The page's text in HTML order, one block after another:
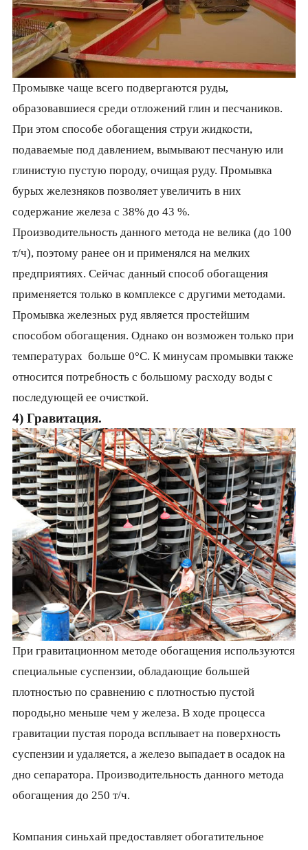
Промывке чаще всего подвергаются руды,
образовавшиеся среди отложений глин и песчаников.
При этом способе обогащения струи жидкости,
подаваемые под давлением, вымы­вают песчаную или
глинистую пустую породу, очищая руду. Промывка
бурых железняков позволяет увеличить в них
содержание железа с 38% до 43 %.
Производительность данного метода не велика (до 100
т/ч), поэтому ранее он и применялся на мелких
предприятиях. Сейчас данный способ обогащения
применяется только в комплексе с другими методами.
Промывка желез­ных руд является простейшим
способом обогащения. Однако он возможен только при
температурах больше 0°С. К минусам промывки также
относится потребность с большому расходу воды с
последующей ее очисткой.
4) Гравитация.
При гравитационном методе обогащения используются
специальные суспензии, обладающие большей
плотностью по сравнению с плотностью пустой
породы,но меньше чем у железа. В ходе процесса
гравитации пустая порода всплывает на поверхность
суспензии и удаляется, а железо выпадает в осадок на
дно сепаратора. Производительность данного метода
обогащения до 250 т/ч.
Компания синьхай предоставляет обогатительное